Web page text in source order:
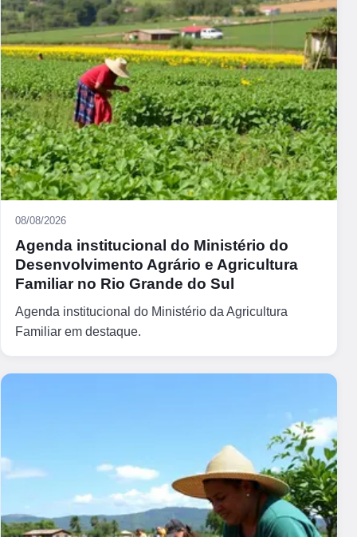
08/08/2026
Agenda institucional do Ministério do
Desenvolvimento Agrário e Agricultura
Familiar no Rio Grande do Sul
Agenda institucional do Ministério da Agricultura
Familiar em destaque.